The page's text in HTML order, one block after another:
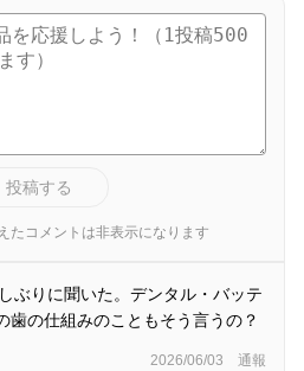
投稿する
たコメントは非表示になります
ぶりに聞いた。デンタル・バッテ
歯の仕組みのこともそう言うの？
2026/06/03 通報